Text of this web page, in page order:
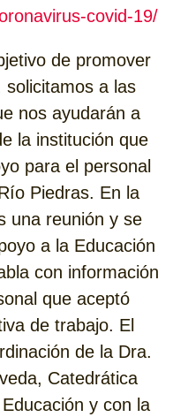
covid-19/
de promover
solicitamos a las
nos ayudarán a
la institución que
para el personal
Piedras. En la
una reunión y se
a la Educación
con información
que aceptó
de trabajo. El
de la Dra.
Catedrática
y con la